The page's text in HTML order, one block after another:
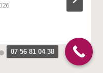
07 56 81 04 38